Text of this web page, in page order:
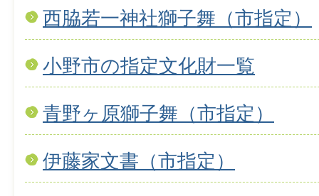
西脇若一神社獅子舞（市指定）
小野市の指定文化財一覧
青野ヶ原獅子舞（市指定）
伊藤家文書（市指定）